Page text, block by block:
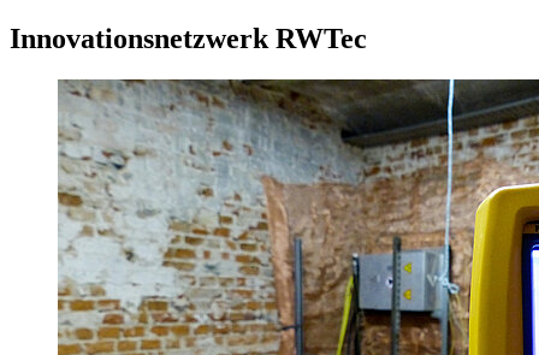
Innovationsnetzwerk RWTec